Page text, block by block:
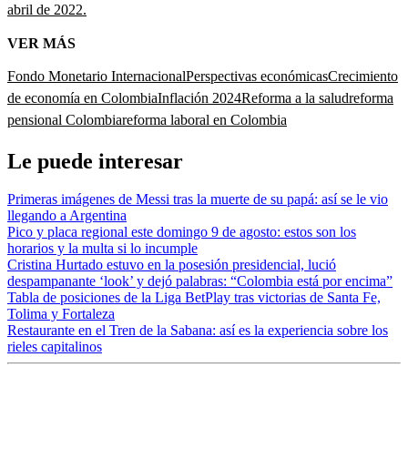
abril de 2022.
VER MÁS
Fondo Monetario InternacionalPerspectivas económicasCrecimiento
de economía en ColombiaInflación 2024Reforma a la saludreforma
pensional Colombiareforma laboral en Colombia
Le puede interesar
Primeras imágenes de Messi tras la muerte de su papá: así se le vio
llegando a Argentina
Pico y placa regional este domingo 9 de agosto: estos son los
horarios y la multa si lo incumple
Cristina Hurtado estuvo en la posesión presidencial, lució
despampanante ‘look’ y dejó palabras: “Colombia está por encima”
Tabla de posiciones de la Liga BetPlay tras victorias de Santa Fe,
Tolima y Fortaleza
Restaurante en el Tren de la Sabana: así es la experiencia sobre los
rieles capitalinos